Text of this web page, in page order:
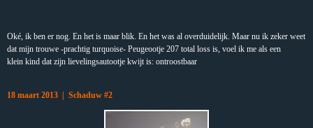
Oké, ik ben er nog. En het is maar blik. En het was al overduidelijk. Maar nu ik zeker weet
dat mijn trouwe -prachtig turquoise- Peugeootje 207 total loss is, voel ik me als een
klein kind dat zijn lievelingsautootje kwijt is: ontroostbaar
18 maart 2013 | Schaduw #2